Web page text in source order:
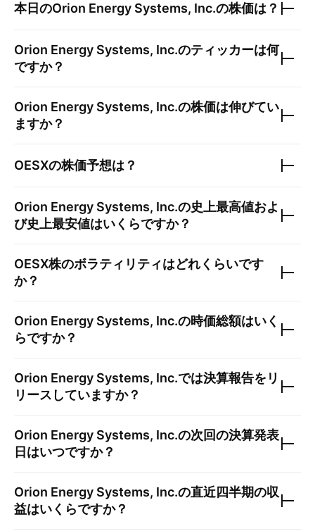
本日のOrion Energy Systems, Inc.の株価は？
Orion Energy Systems, Inc.のティッカーは何
ですか？
Orion Energy Systems, Inc.の株価は伸びてい
ますか？
OESXの株価予想は？
Orion Energy Systems, Inc.の史上最高値およ
び史上最安値はいくらですか？
OESX株のボラティリティはどれくらいです
か？
Orion Energy Systems, Inc.の時価総額はいく
らですか？
Orion Energy Systems, Inc.では決算報告をリ
リースしていますか？
Orion Energy Systems, Inc.の次回の決算発表
日はいつですか？
Orion Energy Systems, Inc.の直近四半期の収
益はいくらですか？